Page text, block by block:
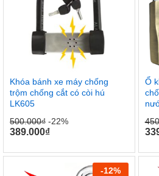
Khóa bánh xe máy chống
trộm chống cắt có còi hú
LK605
500.000₫ -22%
389.000₫
Ổ
-12%